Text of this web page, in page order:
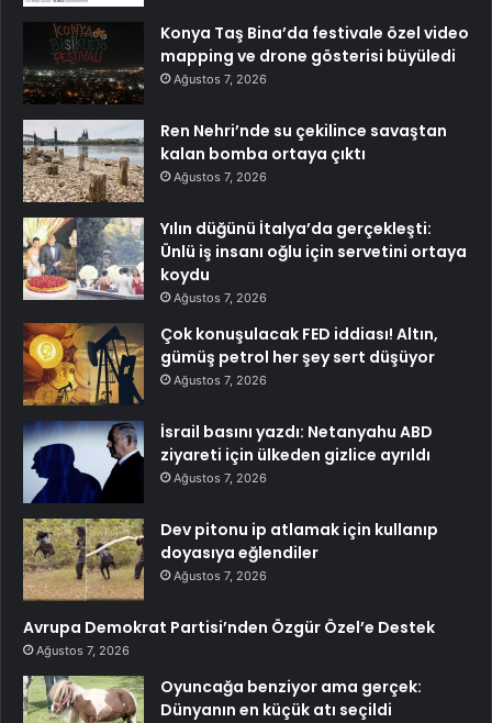
Konya Taş Bina’da festivale özel video
mapping ve drone gösterisi büyüledi
Ağustos 7, 2026
Ren Nehri’nde su çekilince savaştan
kalan bomba ortaya çıktı
Ağustos 7, 2026
Yılın düğünü İtalya’da gerçekleşti:
Ünlü iş insanı oğlu için servetini ortaya
koydu
Ağustos 7, 2026
Çok konuşulacak FED iddiası! Altın,
gümüş petrol her şey sert düşüyor
Ağustos 7, 2026
İsrail basını yazdı: Netanyahu ABD
ziyareti için ülkeden gizlice ayrıldı
Ağustos 7, 2026
Dev pitonu ip atlamak için kullanıp
doyasıya eğlendiler
Ağustos 7, 2026
Avrupa Demokrat Partisi’nden Özgür Özel’e Destek
Ağustos 7, 2026
Oyuncağa benziyor ama gerçek:
Dünyanın en küçük atı seçildi